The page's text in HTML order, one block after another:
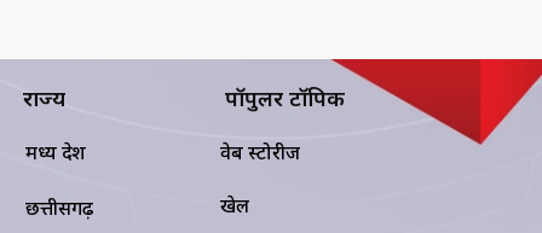
राज्य
मध्य प्रदेश
छत्तीसगढ़
पॉपुलर टॉपिक
वेब स्टोरीज
खेल